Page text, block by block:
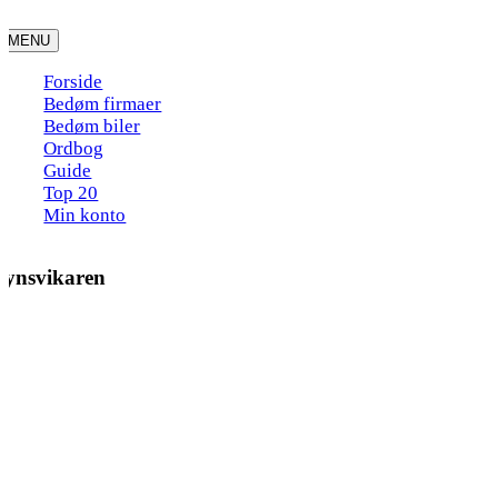
to
content
MENU
Forside
Bedøm firmaer
Bedøm biler
Ordbog
Guide
Top 20
Min konto